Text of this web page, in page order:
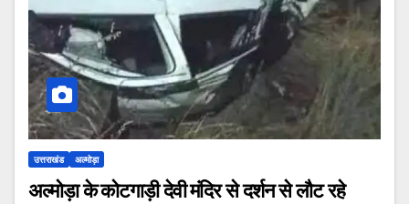
उत्तराखंड अल्मोड़ा
अल्मोड़ा के कोटगाड़ी देवी मंदिर से दर्शन से लौट रहे